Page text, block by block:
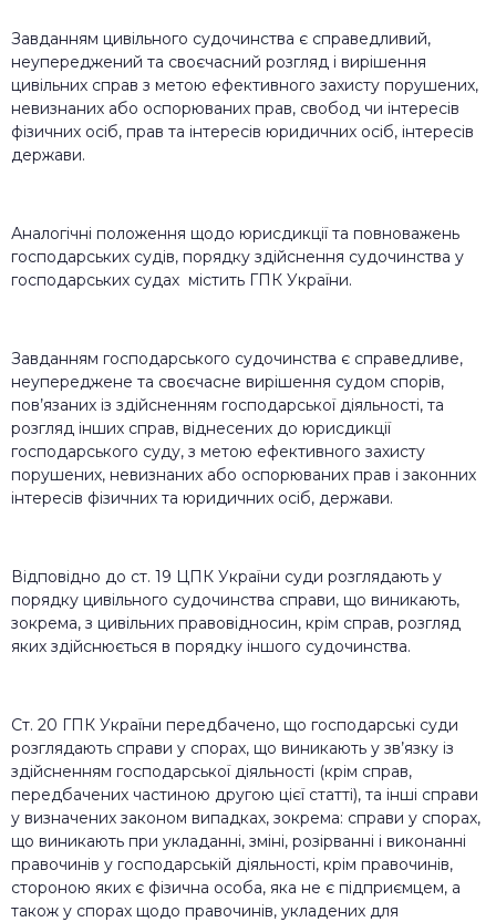
Завданням цивільного судочинства є справедливий,
неупереджений та своєчасний розгляд і вирішення
цивільних справ з метою ефективного захисту порушених,
невизнаних або оспорюваних прав, свобод чи інтересів
фізичних осіб, прав та інтересів юридичних осіб, інтересів
держави.
Аналогічні положення щодо юрисдикції та повноважень
господарських судів, порядку здійснення судочинства у
господарських судах містить ГПК України.
Завданням господарського судочинства є справедливе,
неупереджене та своєчасне вирішення судом спорів,
пов’язаних із здійсненням господарської діяльності, та
розгляд інших справ, віднесених до юрисдикції
господарського суду, з метою ефективного захисту
порушених, невизнаних або оспорюваних прав і законних
інтересів фізичних та юридичних осіб, держави.
Відповідно до ст. 19 ЦПК України суди розглядають у
порядку цивільного судочинства справи, що виникають,
зокрема, з цивільних правовідносин, крім справ, розгляд
яких здійснюється в порядку іншого судочинства.
Ст. 20 ГПК України передбачено, що господарські суди
розглядають справи у спорах, що виникають у зв’язку із
здійсненням господарської діяльності (крім справ,
передбачених частиною другою цієї статті), та інші справи
у визначених законом випадках, зокрема: справи у спорах,
що виникають при укладанні, зміні, розірванні і виконанні
правочинів у господарській діяльності, крім правочинів,
стороною яких є фізична особа, яка не є підприємцем, а
також у спорах щодо правочинів, укладених для